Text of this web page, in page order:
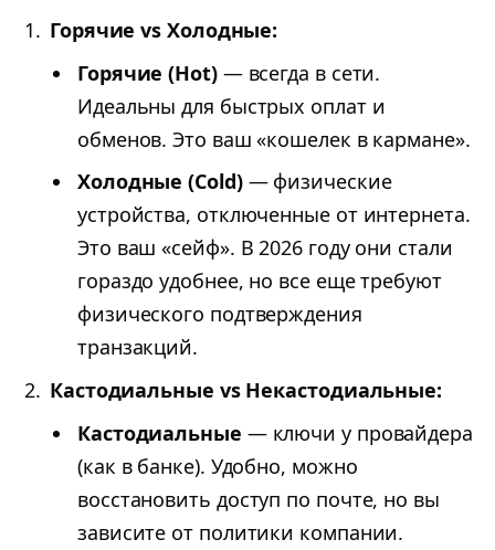
Горячие vs Холодные:
Горячие (Hot)— всегда в сети.
Идеальны для быстрых оплат и
обменов. Это ваш «кошелек в кармане».
Холодные (Cold)— физические
устройства, отключенные от интернета.
Это ваш «сейф». В 2026 году они стали
гораздо удобнее, но все еще требуют
физического подтверждения
транзакций.
Кастодиальные vs Некастодиальные:
Кастодиальные — ключи у провайдера
(как в банке). Удобно, можно
восстановить доступ по почте, но вы
зависите от политики компании.